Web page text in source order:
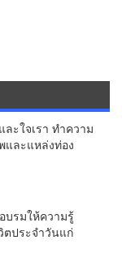
ละใจเรา ทำความ
และแหล่งท่อง
บรมให้ความรู้
ตประจำวันแก่